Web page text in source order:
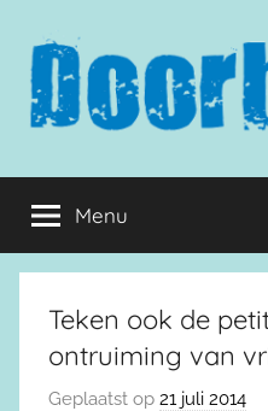
inhoud
springen
Menu
Teken ook de
ontruiming van
Geplaatst op 21 juli 2014